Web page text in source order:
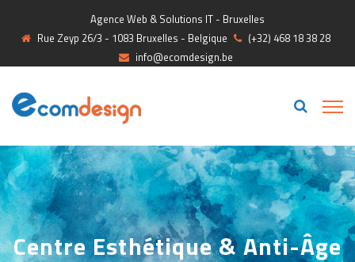
Agence Web & Solutions IT - Bruxelles
Rue Zeyp 26/3 - 1083 Bruxelles - Belgique
(+32) 468 18 38 28
info@ecomdesign.be
Centre Esthétique & Anti-Âge